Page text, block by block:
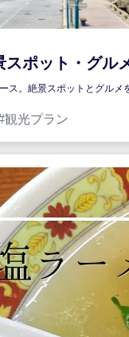
ポット・グル
ス。絶景スポットとグル
観光プラン